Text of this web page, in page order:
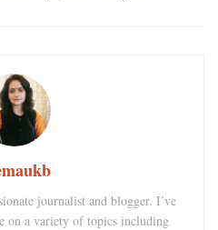
journalist and blogger. I’ve
on a variety of topics including